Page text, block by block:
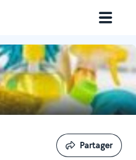
Partager
Partager